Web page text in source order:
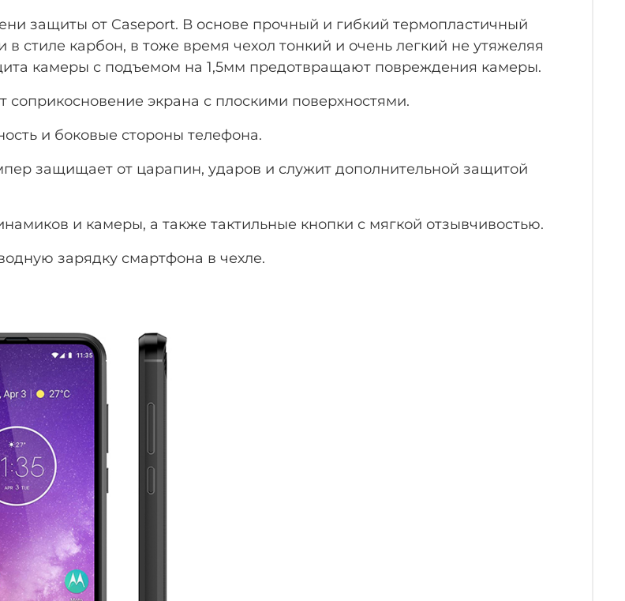
защиты от Caseport. В основе прочный и гибкий термопластичный
стиле карбон, в тоже время чехол тонкий и очень легкий не утяжеляя
камеры с подъемом на 1,5мм предотвращают повреждения камеры.
экрана с плоскими поверхностями.
и боковые стороны телефона.
защищает от царапин, ударов и служит дополнительной защитой
и камеры, а также тактильные кнопки с мягкой отзывчивостью.
зарядку смартфона в чехле.